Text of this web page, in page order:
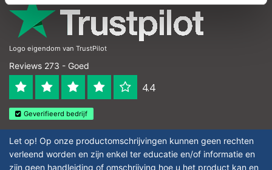
Logo eigendom van TrustPilot
Reviews 273 - Goed
4.4
Geverifieerd bedrijf
Let op! Op onze productomschrijvingen kunnen geen rechten
verleend worden en zijn enkel ter educatie en/of informatie en
zijn geen handleiding of omschrijving hoe u het product kan en